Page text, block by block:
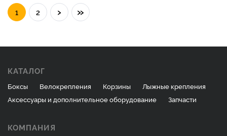
1 2 › »
КАТАЛОГ
Боксы Велокрепления Корзины
Лыжные крепления
Аксессуары и дополнительное оборудование
Запчасти
КОМПАНИЯ